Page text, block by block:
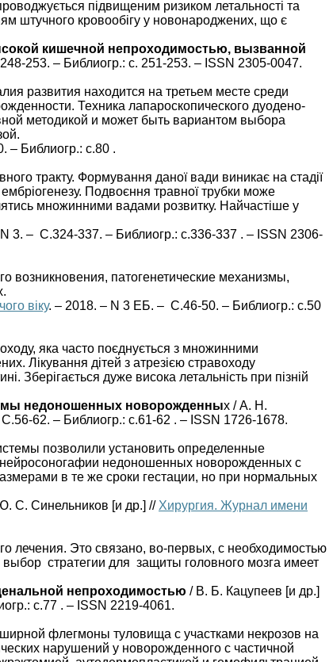
підвищеним ризиком летальності та
штучного кровообігу у новонароджених, що є
кишечной непроходимостью, вызванной
253. – Библиогр.: с. 251-253. – ISSN 2305-0047.
развития находится на третьем месте среди
Техника лапароскопического дуодено-
методикой и может быть вариантом выбора
– Библиогр.: с.80 .
тракту. Формування даної вади виникає на стадії
ембріогенезу. Подвоєння травної трубки може
множинними вадами розвитку. Найчастіше у
3. – С.324-337. – Библиогр.: с.336-337 . – ISSN 2306-
возникновения, патогенетические механизмы,
віку. – 2018. – N 3 ЕБ. – С.46-50. – Библиогр.: с.50
яка часто поєднується з множинними
Лікування дітей з атрезією стравоходу
Зберігається дуже висока летальність при пізній
недоношенных новорожденных / А. Н.
62. – Библиогр.: с.61-62 . – ISSN 1726-1678.
позволили установить определенные
недоношенных новорожденных с
в те же сроки гестации, но при нормальных
С. Синельников [и др.] // Хирургия. Журнал имени
лечения. Это связано, во-первых, с необходимостью
стратегии для защиты головного мозга имеет
непроходимостью / В. Б. Кацупеев [и др.]
с.77 . – ISSN 2219-4061.
флегмоны туловища с участками некрозов на
нарушений у новорожденного с частичной